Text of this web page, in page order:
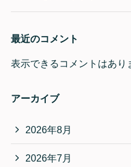
最近のコメント
表示できるコメントはあり
アーカイブ
2026年8月
2026年7月